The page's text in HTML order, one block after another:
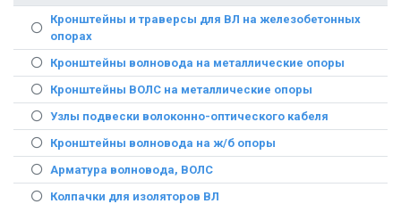
Кронштейны и траверсы для ВЛ на железобетонных
опорах
Кронштейны волновода на металлические опоры
Кронштейны ВОЛС на металлические опоры
Узлы подвески волоконно-оптического кабеля
Кронштейны волновода на ж/б опоры
Арматура волновода, ВОЛС
Колпачки для изоляторов ВЛ